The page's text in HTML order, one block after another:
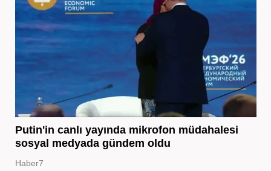
Putin'in canlı yayında mikrofon müdahalesi
sosyal medyada gündem oldu
Haber7